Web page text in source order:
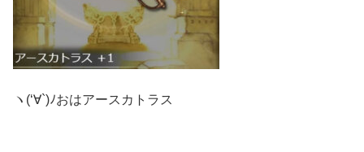
ヽ(‘∀`)ﾉおはアースカトラス